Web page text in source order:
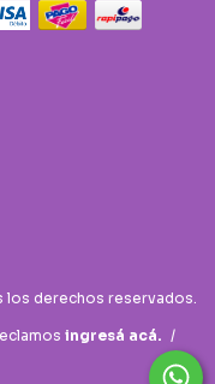
derechos reservados.
ingresá acá. /